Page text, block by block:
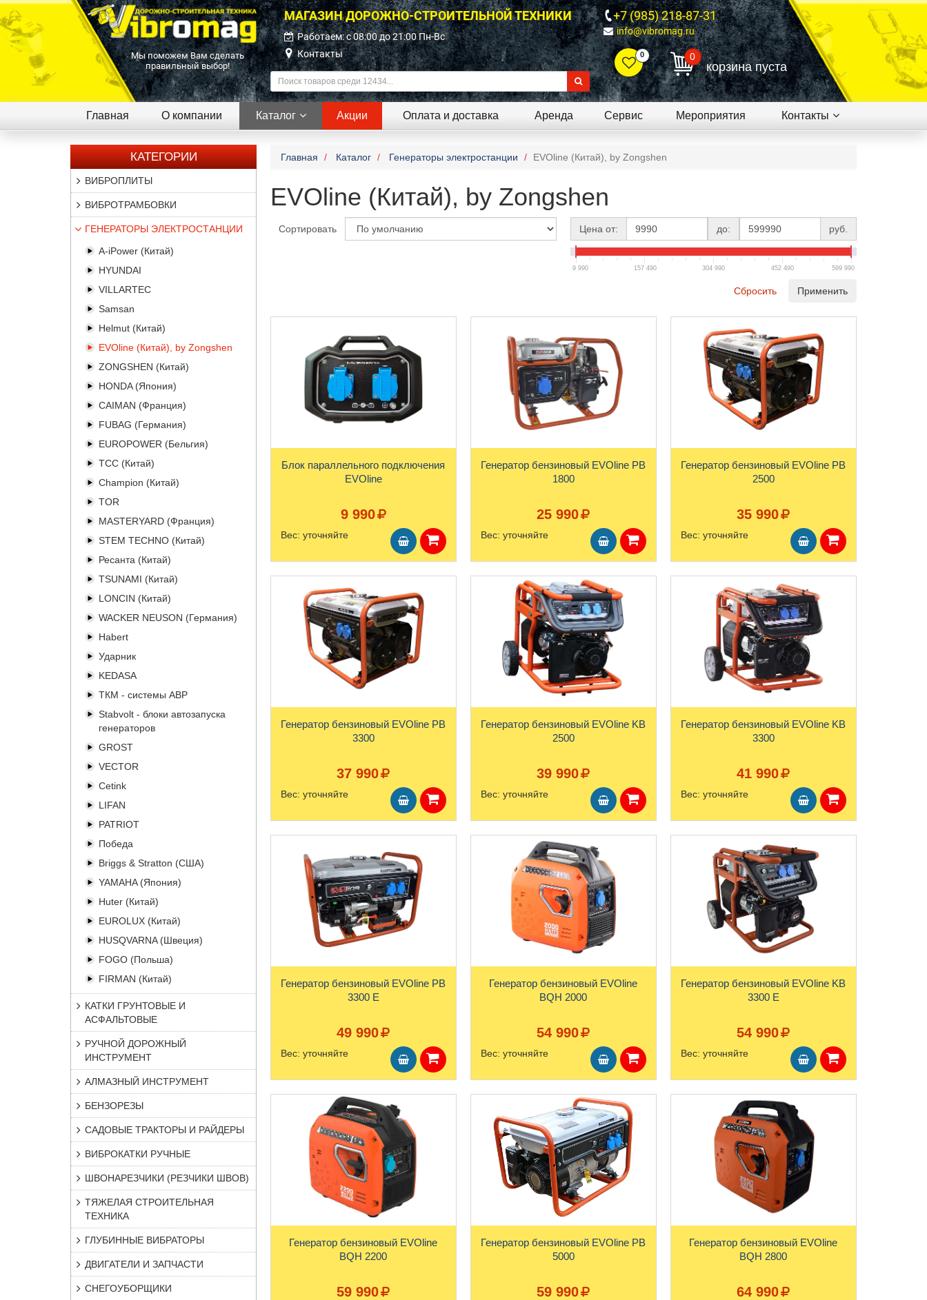
Мы поможем Вам сделать
правильный выбор!
МАГАЗИН ДОРОЖНО-СТРОИТЕЛЬНОЙ ТЕХНИКИ
Работаем: c 08:00 до 21:00 Пн-Вс
Контакты
+7 (985) 218-87-31
info@vibromag.ru
0 0
корзина пуста
Главная О компании Каталог Акции Оплата и доставка Аренда Сервис Мероприятия Контакты
КАТЕГОРИИ
ВИБРОПЛИТЫ
ВИБРОТРАМБОВКИ
ГЕНЕРАТОРЫ ЭЛЕКТРОСТАНЦИИ
A-iPower (Китай)
HYUNDAI
VILLARTEC
Samsan
Helmut (Китай)
EVOline (Китай), by Zongshen
ZONGSHEN (Китай)
HONDA (Япония)
CAIMAN (Франция)
FUBAG (Германия)
EUROPOWER (Бельгия)
TCC (Китай)
Champion (Китай)
TOR
MASTERYARD (Франция)
STEM TECHNO (Китай)
Ресанта (Китай)
TSUNAMI (Китай)
LONCIN (Китай)
WACKER NEUSON (Германия)
Habert
Ударник
KEDASA
ТКМ - системы АВР
Stabvolt - блоки автозапуска
генераторов
GROST
VECTOR
Cetink
LIFAN
PATRIOT
Победа
Briggs & Stratton (США)
YAMAHA (Япония)
Huter (Китай)
EUROLUX (Китай)
HUSQVARNA (Швеция)
FOGO (Польша)
FIRMAN (Китай)
КАТКИ ГРУНТОВЫЕ И
АСФАЛЬТОВЫЕ
РУЧНОЙ ДОРОЖНЫЙ
ИНСТРУМЕНТ
АЛМАЗНЫЙ ИНСТРУМЕНТ
БЕНЗОРЕЗЫ
САДОВЫЕ ТРАКТОРЫ И РАЙДЕРЫ
ВИБРОКАТКИ РУЧНЫЕ
ШВОНАРЕЗЧИКИ (РЕЗЧИКИ ШВОВ)
ТЯЖЕЛАЯ СТРОИТЕЛЬНАЯ
ТЕХНИКА
ГЛУБИННЫЕ ВИБРАТОРЫ
ДВИГАТЕЛИ И ЗАПЧАСТИ
СНЕГОУБОРЩИКИ
Главная Каталог Генераторы электростанции EVOline (Китай), by Zongshen
EVOline (Китай), by Zongshen
Сортировать Цена от: до: руб.
9 990 157 490 304 990 452 490 599 990
Сбросить Применить
Блок параллельного подключения
EVOline
9 990
Вес: уточняйте
Генератор бензиновый EVOline PB
1800
25 990
Вес: уточняйте
Генератор бензиновый EVOline PB
2500
35 990
Вес: уточняйте
Генератор бензиновый EVOline PB
3300
37 990
Вес: уточняйте
Генератор бензиновый EVOline KB
2500
39 990
Вес: уточняйте
Генератор бензиновый EVOline KB
3300
41 990
Вес: уточняйте
Генератор бензиновый EVOline PB
3300 E
49 990
Вес: уточняйте
Генератор бензиновый EVOline
BQH 2000
54 990
Вес: уточняйте
Генератор бензиновый EVOline KB
3300 E
54 990
Вес: уточняйте
Генератор бензиновый EVOline
BQH 2200
59 990
Генератор бензиновый EVOline PB
5000
59 990
Генератор бензиновый EVOline
BQH 2800
64 990